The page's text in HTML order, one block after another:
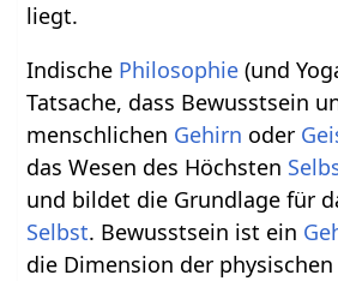
liegt.
Indische Philosophie (und
Tatsache, dass Bewusstsein
menschlichen Gehirn oder
das Wesen des Höchsten
und bildet die Grundlage für
Selbst. Bewusstsein ist ein
die Dimension der